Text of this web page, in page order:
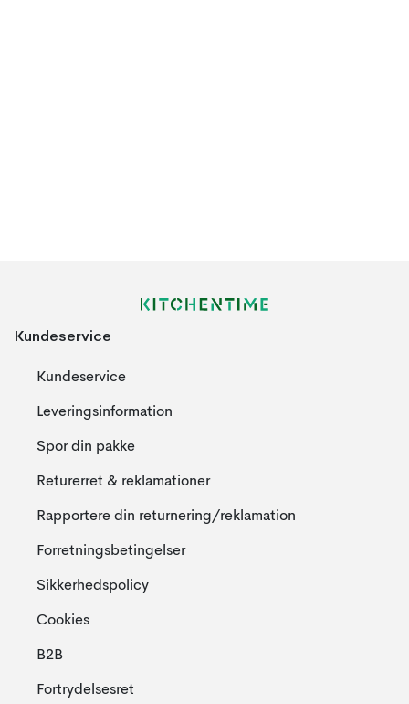
Kundeservice
Kundeservice
Leveringsinformation
Spor din pakke
Returerret & reklamationer
Rapportere din returnering/reklamation
Forretningsbetingelser
Sikkerhedspolicy
Cookies
B2B
Fortrydelsesret